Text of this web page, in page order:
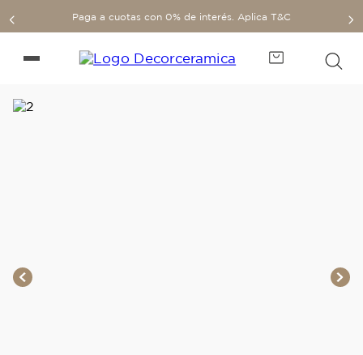
Paga a cuotas con 0% de interés. Aplica T&C